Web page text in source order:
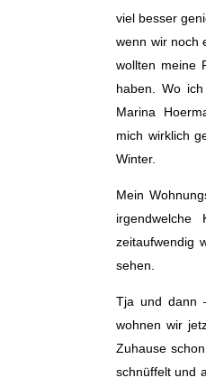
viel besser
wenn wir noch
wollten meine
haben. Wo
Marina
mich wirklich
Winter.
Mein
zeitaufwendig
sehen.
Tja und dann
wohnen wir
Zuhause
schnüffelt und